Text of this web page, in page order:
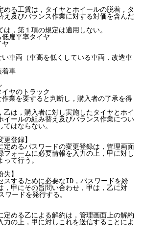
める工賃は，タイヤとホイールの脱着，タ
え及びバランス作業に対する対価を含んだ
は，第１項の規定は適用しない。
扁平率タイヤ
ヤ
車両（車高を低くしている車両，改造車
着車
ヤのトラック
業を要すると判断し，購入者の了承を得
乙は，購入者に対し実施したタイヤとホイ
イールの組み替え及びバランス作業につい
はならない。
登録】
定めるパスワードの変更登録は，管理画面
フォームに必要情報を入力の上，甲に対し
て行う。
】
スするために必要なID，パスワードを紛
，甲にその旨問い合わせ，甲は，乙に対
ワードを発行する。
定める乙による解約は，管理画面上の解約
力の上，甲に対しこれを送信することによ